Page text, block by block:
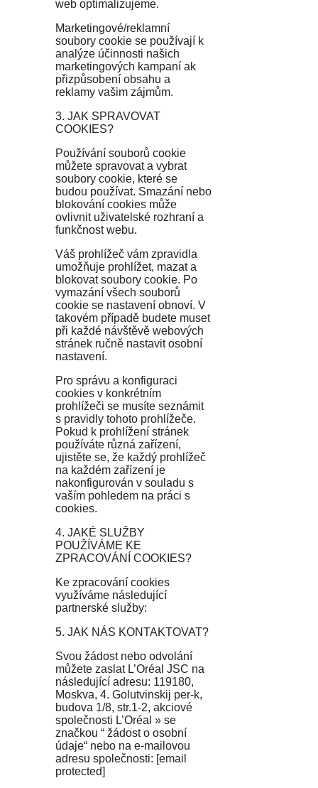
web optimalizujeme.
Marketingové/reklamní
soubory cookie se používají k
analýze účinnosti našich
marketingových kampaní ak
přizpůsobení obsahu a
reklamy vašim zájmům.
3. JAK SPRAVOVAT
COOKIES?
Používání souborů cookie
můžete spravovat a vybrat
soubory cookie, které se
budou používat. Smazání nebo
blokování cookies může
ovlivnit uživatelské rozhraní a
funkčnost webu.
Váš prohlížeč vám zpravidla
umožňuje prohlížet, mazat a
blokovat soubory cookie. Po
vymazání všech souborů
cookie se nastavení obnoví. V
takovém případě budete muset
při každé návštěvě webových
stránek ručně nastavit osobní
nastavení.
Pro správu a konfiguraci
cookies v konkrétním
prohlížeči se musíte seznámit
s pravidly tohoto prohlížeče.
Pokud k prohlížení stránek
používáte různá zařízení,
ujistěte se, že každý prohlížeč
na každém zařízení je
nakonfigurován v souladu s
vaším pohledem na práci s
cookies.
4. JAKÉ SLUŽBY
POUŽÍVÁME KE
ZPRACOVÁNÍ COOKIES?
Ke zpracování cookies
využíváme následující
partnerské služby:
5. JAK NÁS KONTAKTOVAT?
Svou žádost nebo odvolání
můžete zaslat L’Oréal JSC na
následující adresu: 119180,
Moskva, 4. Golutvinskij per-k,
budova 1/8, str.1-2, akciové
společnosti L’Oréal » se
značkou “ žádost o osobní
údaje“ nebo na e-mailovou
adresu společnosti: [email
protected]